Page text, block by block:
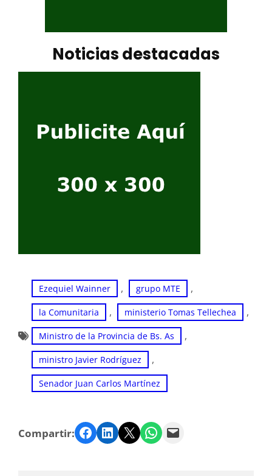
Noticias destacadas
Ezequiel Wainner , grupo MTE ,
la Comunitaria , ministerio Tomas Tellechea ,
Ministro de la Provincia de Bs. As ,
ministro Javier Rodríguez ,
Senador Juan Carlos Martínez
Compartir: Facebook LinkedIn Twitter WhatsApp Email